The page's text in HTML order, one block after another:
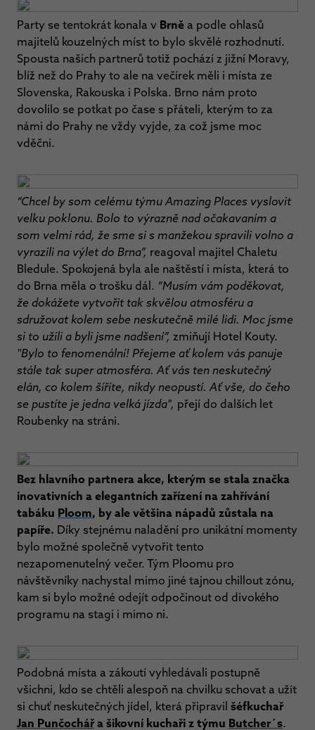
Party se tentokrát konala v Brně a podle ohlasů
majitelů kouzelných míst to bylo skvělé rozhodnutí.
Spousta našich partnerů totiž pochází z jižní Moravy,
blíž než do Prahy to ale na večírek měli i místa ze
Slovenska, Rakouska i Polska. Brno nám proto
dovolilo se potkat po čase s přáteli, kterým to za
námi do Prahy ne vždy vyjde, za což jsme moc
vděčni.
“Chcel by som celému týmu Amazing Places vyslovit
velku poklonu. Bolo to výrazně nad očakavaním a
som velmi rád, že sme si s manžekou spravili volno a
vyrazili na výlet do Brna”, reagoval majitel Chaletu
Bledule. Spokojená byla ale naštěstí i místa, která to
do Brna měla o trošku dál. “Musím vám poděkovat,
že dokážete vytvořit tak skvělou atmosféru a
sdružovat kolem sebe neskutečně milé lidi. Moc jsme
si to užili a byli jsme nadšení”, zmiňují Hotel Kouty.
"Bylo to fenomenální! Přejeme ať kolem vás panuje
stále tak super atmosféra. Ať vás ten neskutečný
elán, co kolem šíříte, nikdy neopustí. Ať vše, do čeho
se pustíte je jedna velká jízda", přejí do dalších let
Roubenky na stráni.
Bez hlavního partnera akce, kterým se stala značka
inovativních a elegantních zařízení na zahřívání
tabáku Ploom, by ale většina nápadů zůstala na
papíře. Díky stejnému naladění pro unikátní momenty
bylo možné společně vytvořit tento
nezapomenutelný večer. Tým Ploomu pro
návštěvníky nachystal mimo jiné tajnou chillout zónu,
kam si bylo možné odejít odpočinout od divokého
programu na stagi i mimo ni.
Podobná místa a zákoutí vyhledávali postupně
všichni, kdo se chtěli alespoň na chvilku schovat a užít
si chuť neskutečných jídel, která připravil šéfkuchař
Jan Punčochářa šikovní kuchaři z týmu Butcher´s.